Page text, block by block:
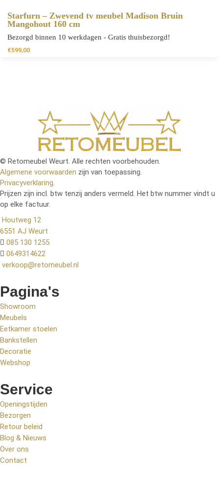
Starfurn – Zwevend tv meubel Madison Bruin
Mangohout 160 cm
Bezorgd binnen 10 werkdagen - Gratis thuisbezorgd!
€599,00
© Retomeubel Weurt. Alle rechten voorbehouden.
Algemene voorwaarden zijn van toepassing.
Privacyverklaring.
Prijzen zijn incl. btw tenzij anders vermeld. Het btw nummer vindt u
op elke factuur.
Houtweg 12
6551 AJ Weurt
085 130 1255
0649314622
verkoop@retomeubel.nl
Pagina's
Showroom
Meubels
Eetkamer stoelen
Bankstellen
Decoratie
Webshop
Service
Openingstijden
Bezorgen
Retour beleid
Blog & Nieuws
Over ons
Contact